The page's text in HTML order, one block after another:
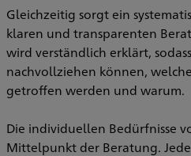
Gleichzeitig sorgt ein
klaren und transparenten
wird verständlich erklärt,
nachvollziehen können,
getroffen werden und warum.
Die individuellen Bedürfnisse
Mittelpunkt der Beratung.